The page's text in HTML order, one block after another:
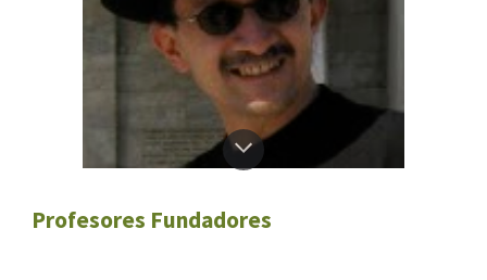
Profesores Fundadores